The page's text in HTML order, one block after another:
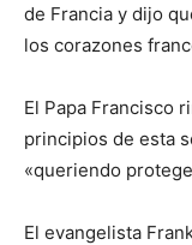
de Francia y dijo
los corazones
El Papa Francisco
principios de esta
«queriendo
El evangelista